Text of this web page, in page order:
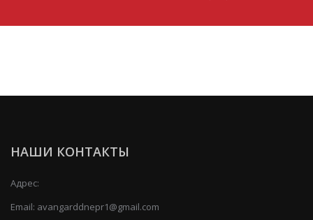
НАШИ КОНТАКТЫ
Адрес:
Email: avangarddnepr1@gmail.com